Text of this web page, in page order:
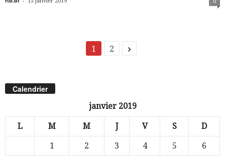
1 2
Calendrier
janvier 2019
L M M J V S D
1 2 3 4 5
6